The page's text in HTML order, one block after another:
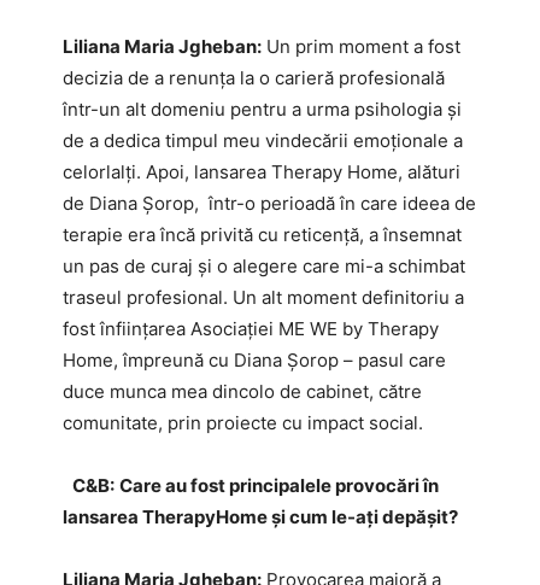
Liliana Maria Jgheban: Un prim moment a fost
decizia de a renunţa la o carieră profesională
într-un alt domeniu pentru a urma psihologia și
de a dedica timpul meu vindecării emoționale a
celorlalți. Apoi, lansarea Therapy Home, alături
de Diana Şorop, într-o perioadă în care ideea de
terapie era încă privită cu reticență, a însemnat
un pas de curaj și o alegere care mi-a schimbat
traseul profesional. Un alt moment definitoriu a
fost înființarea Asociației ME WE by Therapy
Home, împreună cu Diana Şorop – pasul care
duce munca mea dincolo de cabinet, către
comunitate, prin proiecte cu impact social.
C&B: Care au fost principalele provocări în
lansarea TherapyHome și cum le-ați depășit?
Liliana Maria Jgheban: Provocarea majoră a